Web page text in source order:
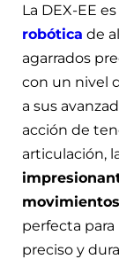
La DEX-EE
robótica de
agarrados
con un nivel
a sus
acción de
articulación,
movimientos
perfecta
preciso y